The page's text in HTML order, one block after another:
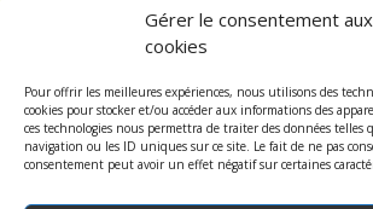
Gérer le consentement aux
cookies
Pour offrir les meilleures expériences, nous utilisons des
cookies pour stocker et/ou accéder aux informations des
ces technologies nous permettra de traiter des données telles
navigation ou les ID uniques sur ce site. Le fait de ne pas
consentement peut avoir un effet négatif sur certaines
protège précommande set
Recherche